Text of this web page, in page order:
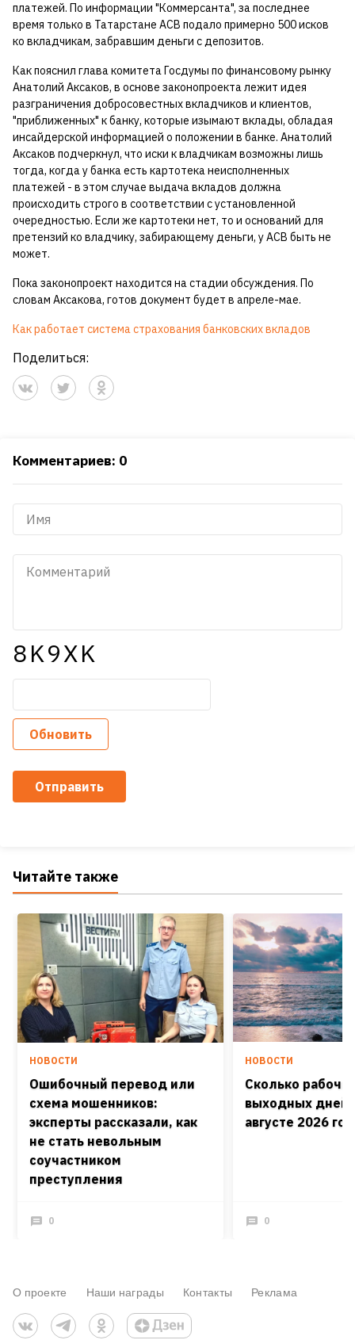
платежей. По информации "Коммерсанта", за последнее
время только в Татарстане АСВ подало примерно 500 исков
ко вкладчикам, забравшим деньги с депозитов.
Как пояснил глава комитета Госдумы по финансовому рынку
Анатолий Аксаков, в основе законопроекта лежит идея
разграничения добросовестных вкладчиков и клиентов,
"приближенных" к банку, которые изымают вклады, обладая
инсайдерской информацией о положении в банке. Анатолий
Аксаков подчеркнул, что иски к владчикам возможны лишь
тогда, когда у банка есть картотека неисполненных
платежей - в этом случае выдача вкладов должна
происходить строго в соответствии с установленной
очередностью. Если же картотеки нет, то и оснований для
претензий ко владчику, забирающему деньги, у АСВ быть не
может.
Пока законопроект находится на стадии обсуждения. По
словам Аксакова, готов документ будет в апреле-мае.
Как работает система страхования банковских вкладов
Поделиться:
Комментариев: 0
8K9XK
Обновить
Отправить
Читайте также
НОВОСТИ
Ошибочный перевод или
схема мошенников:
эксперты рассказали, как
не стать невольным
соучастником
преступления
0
НОВОСТИ
Сколько
выходных дней
августе 2026
0
О проекте Наши награды Контакты Реклама